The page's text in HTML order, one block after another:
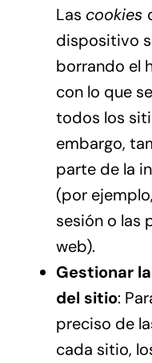
Las cookies
dispositivo
borrando el
con lo que
todos los
embargo,
parte de la
(por
sesión o las
web).
Gestionar
del sitio:
preciso de
cada sitio,